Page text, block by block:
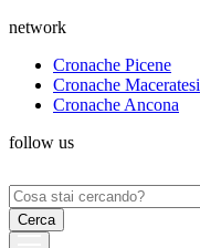
network
Cronache Picene
Cronache Maceratesi
Cronache Ancona
follow us
Ricerca
per: